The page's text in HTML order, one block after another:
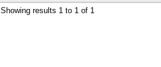
Showing results 1 to 1 of 1